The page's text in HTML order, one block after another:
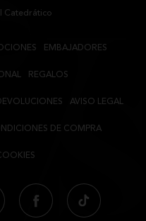
Catedrático
EMBAJADORES
REGALOS
AVISO LEGAL
DE COMPRA